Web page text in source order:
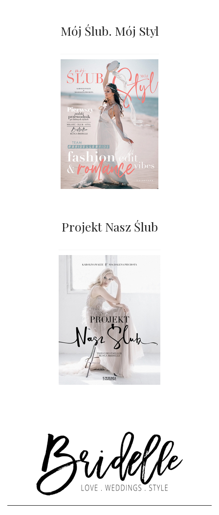
Mój Ślub. Mój Styl
Projekt Nasz Ślub